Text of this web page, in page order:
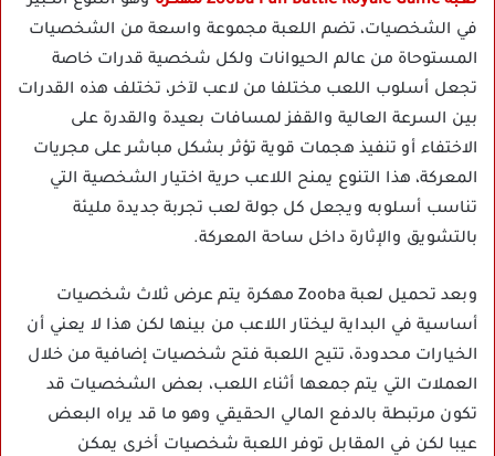
في الشخصيات، تضم اللعبة مجموعة واسعة من الشخصيات
المستوحاة من عالم الحيوانات ولكل شخصية قدرات خاصة
تجعل أسلوب اللعب مختلفا من لاعب لآخر، تختلف هذه القدرات
بين السرعة العالية والقفز لمسافات بعيدة والقدرة على
الاختفاء أو تنفيذ هجمات قوية تؤثر بشكل مباشر على مجريات
المعركة، هذا التنوع يمنح اللاعب حرية اختيار الشخصية التي
تناسب أسلوبه ويجعل كل جولة لعب تجربة جديدة مليئة
بالتشويق والإثارة داخل ساحة المعركة.
وبعد تحميل لعبة Zooba مهكرة يتم عرض ثلاث شخصيات
أساسية في البداية ليختار اللاعب من بينها لكن هذا لا يعني أن
الخيارات محدودة، تتيح اللعبة فتح شخصيات إضافية من خلال
العملات التي يتم جمعها أثناء اللعب، بعض الشخصيات قد
تكون مرتبطة بالدفع المالي الحقيقي وهو ما قد يراه البعض
عيبا لكن في المقابل توفر اللعبة شخصيات أخرى يمكن